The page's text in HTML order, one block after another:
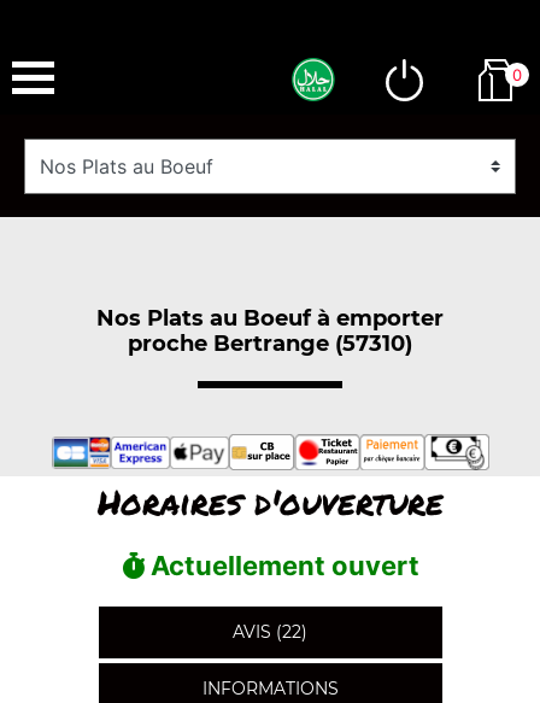
0
Nos Plats au Boeuf à emporter
proche Bertrange (57310)
Horaires d'ouverture
Actuellement ouvert
AVIS (22)
INFORMATIONS